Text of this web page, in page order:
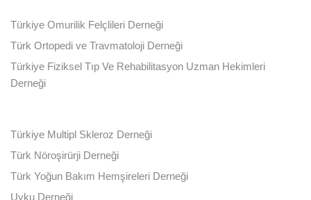
Türkiye Omurilik Felçlileri Derneği
Türk Ortopedi ve Travmatoloji Derneği
Türkiye Fiziksel Tıp Ve Rehabilitasyon Uzman Hekimleri
Derneği
Türkiye Multipl Skleroz Derneği
Türk Nöroşirürji Derneği
Türk Yoğun Bakım Hemşireleri Derneği
Uyku Derneği